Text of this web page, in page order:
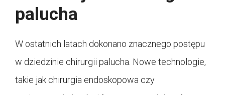
palucha
W ostatnich latach dokonano znacznego postępu
w dziedzinie chirurgii palucha. Nowe technologie,
takie jak chirurgia endoskopowa czy